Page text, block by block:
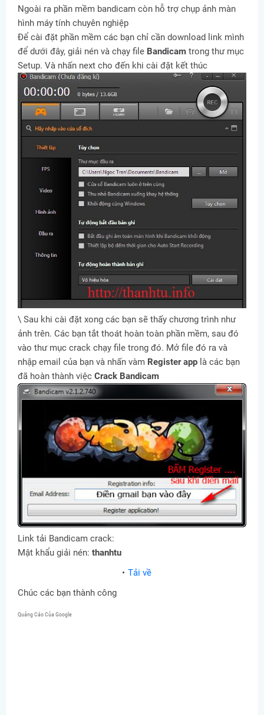
Ngoài ra phần mềm bandicam còn hỗ trợ chụp ảnh màn
hình máy tính chuyên nghiệp
Để cài đặt phần mềm các bạn chỉ cần download link mình
để dưới đây, giải nén và chạy file Bandicam trong thư mục
Setup. Và nhấn next cho đến khi cài đặt kết thúc
\ Sau khi cài đặt xong các bạn sẽ thấy chương trình như
ảnh trên. Các bạn tắt thoát hoàn toàn phần mềm, sau đó
vào thư mục crack chạy file trong đó. Mở file đó ra và
nhập email của bạn và nhấn vàm Register app là các bạn
đã hoàn thành việc Crack Bandicam
Link tải Bandicam crack:
Mật khẩu giải nén: thanhtu
Tải về
Chúc các bạn thành công
Quảng Cáo Của Google